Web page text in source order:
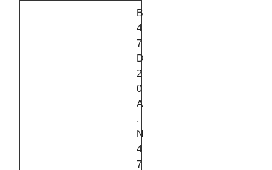
B
4
7
D
2
0
A
,
N
4
7